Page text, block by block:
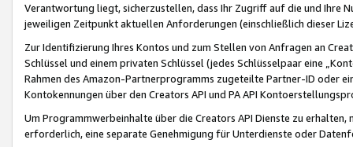
Verantwortung liegt, sicherzustellen, dass Ihr Zugriff auf die und Ihre
jeweiligen Zeitpunkt aktuellen Anforderungen (einschließlich dieser
Zur Identifizierung Ihres Kontos und zum Stellen von Anfragen an
Schlüssel und einem privaten Schlüssel (jedes Schlüsselpaar eine
Rahmen des Amazon-Partnerprogramms zugeteilte Partner-ID oder
Kontokennungen über den Creators API und PA API
Um Programmwerbeinhalte über die Creators API Dienste zu
erforderlich, eine separate Genehmigung für Unterdienste oder